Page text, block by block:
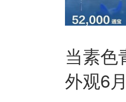
当素色
外观6